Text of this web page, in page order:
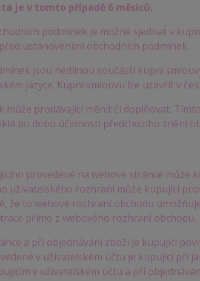
je v tomto případě 6 měsíců.
podmínek je možné sjednat v
ustanoveními obchodních podmínek.
jsou nedílnou součástí kupní
jazyce. Kupní smlouvu lze uzavřít v
může prodávající měnit či doplňovat.
po dobu účinnosti předchozího znění
provedené na webové stránce může
uživatelského rozhraní může kupující
že to webové rozhraní obchodu
přímo z webového rozhraní obchodu.
a při objednávání zboží je kupující
v uživatelském účtu je kupující při
v uživatelském účtu a při